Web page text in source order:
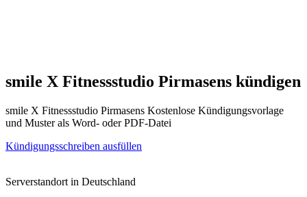
smile X Fitnessstudio Pirmasens kündigen
smile X Fitnessstudio Pirmasens Kostenlose Kündigungsvorlage
und Muster als Word- oder PDF-Datei
Kündigungsschreiben ausfüllen
Serverstandort in Deutschland